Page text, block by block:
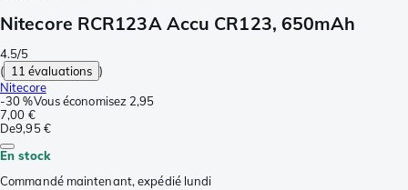
Nitecore RCR123A Accu CR123, 650mAh
4.5/5
( 11 évaluations )
Nitecore
-30 %Vous économisez 2,95
7,00 €
De9,95 €
En stock
Commandé maintenant, expédié lundi